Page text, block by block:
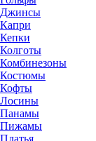
Джинсы
Капри
Кепки
Колготы
Комбинезоны
Костюмы
Кофты
Лосины
Панамы
Пижамы
Платья